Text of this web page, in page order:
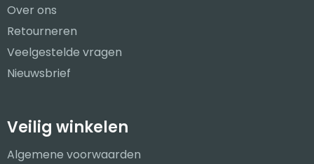
Over ons
Retourneren
Veelgestelde vragen
Nieuwsbrief
Veilig winkelen
Algemene voorwaarden